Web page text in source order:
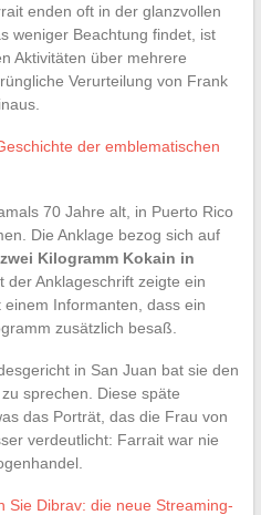
enden oft in der glanzvollen
weniger Beachtung findet, ist
Aktivitäten über mehrere
Verurteilung von Frank
der emblematischen
70 Jahre alt, in Puerto Rico
Die Anklage bezog sich auf
zwei Kilogramm Kokain in
der Anklageschrift zeigte ein
Informanten, dass ein
zusätzlich besaß.
in San Juan bat sie den
sprechen. Diese späte
das Porträt, das die Frau von
verdeutlicht: Farrait war nie
Sie Dibrav: die neue Streaming-